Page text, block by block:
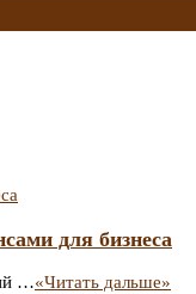
для бизнеса
…«Читать дальше»